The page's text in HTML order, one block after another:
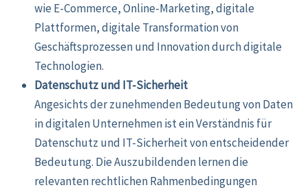
wie E-Commerce, Online-Marketing, digitale
Plattformen, digitale Transformation von
Geschäftsprozessen und Innovation durch digitale
Technologien.
Datenschutz und IT-Sicherheit
Angesichts der zunehmenden Bedeutung von Daten
in digitalen Unternehmen ist ein Verständnis für
Datenschutz und IT-Sicherheit von entscheidender
Bedeutung. Die Auszubildenden lernen die
relevanten rechtlichen Rahmenbedingungen